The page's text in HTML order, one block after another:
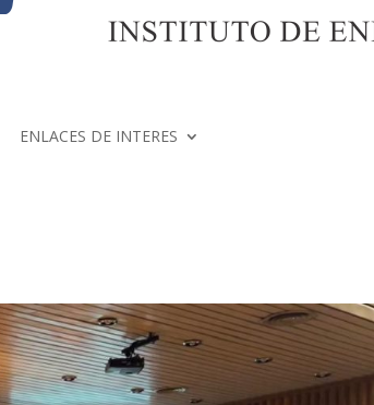
ENLACES DE INTERES